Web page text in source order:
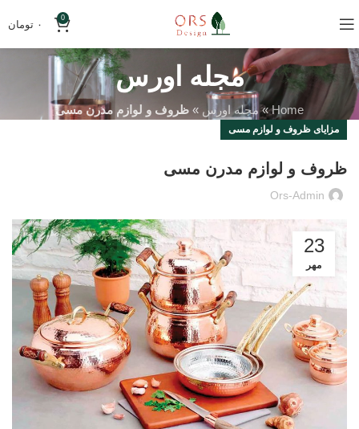
0
۰ تومان
مجله اورس
Home
»مجله اورس » ظروف و لوازم مدرن مسی
مزایای ظروف و لوازم مسی
ظروف و لوازم مدرن مسی
Ors-Admin
23
مهر